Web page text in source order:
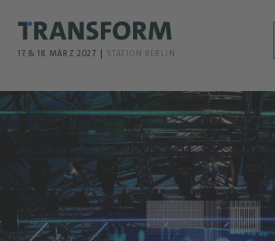
17. & 18. MÄRZ 2027 STATION BERLIN